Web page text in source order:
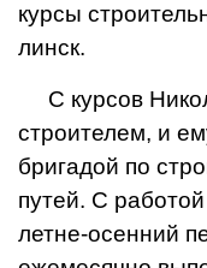
курсы
линск.
С курсов
строителем, и
бригадой по
путей. С
летне-осенний